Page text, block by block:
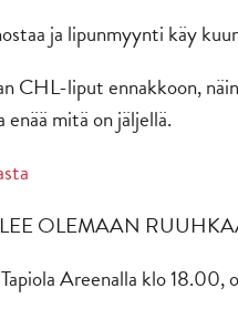
ja lipunmyynti käy
CHL-liput ennakkoon,
mitä on jäljellä.
OLEMAAN
Areenalla klo 18.00,